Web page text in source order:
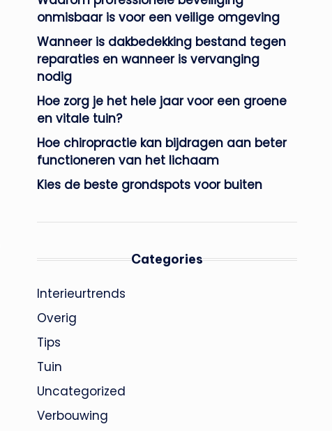
onmisbaar is voor een veilige omgeving
Wanneer is dakbedekking bestand tegen
reparaties en wanneer is vervanging
nodig
Hoe zorg je het hele jaar voor een groene
en vitale tuin?
Hoe chiropractie kan bijdragen aan beter
functioneren van het lichaam
Kies de beste grondspots voor buiten
Categories
Interieurtrends
Overig
Tips
Tuin
Uncategorized
Verbouwing